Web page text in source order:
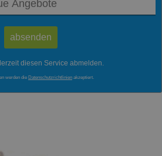
diesen Service abmelden.
werden die Datenschutzrichtlinien akzeptiert.